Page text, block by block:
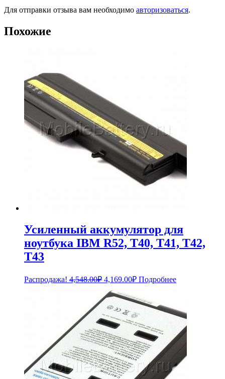
Для отправки отзыва вам необходимо авторизоваться.
Похожие
Усиленный аккумулятор для
ноутбука IBM R52, T40, T41, T42,
T43
Распродажа! 4,548.00₽ Первоначальная
составляла
4,548.00₽.
4,169.00₽Текущая
цена:
4,169.00₽.
Подробнее